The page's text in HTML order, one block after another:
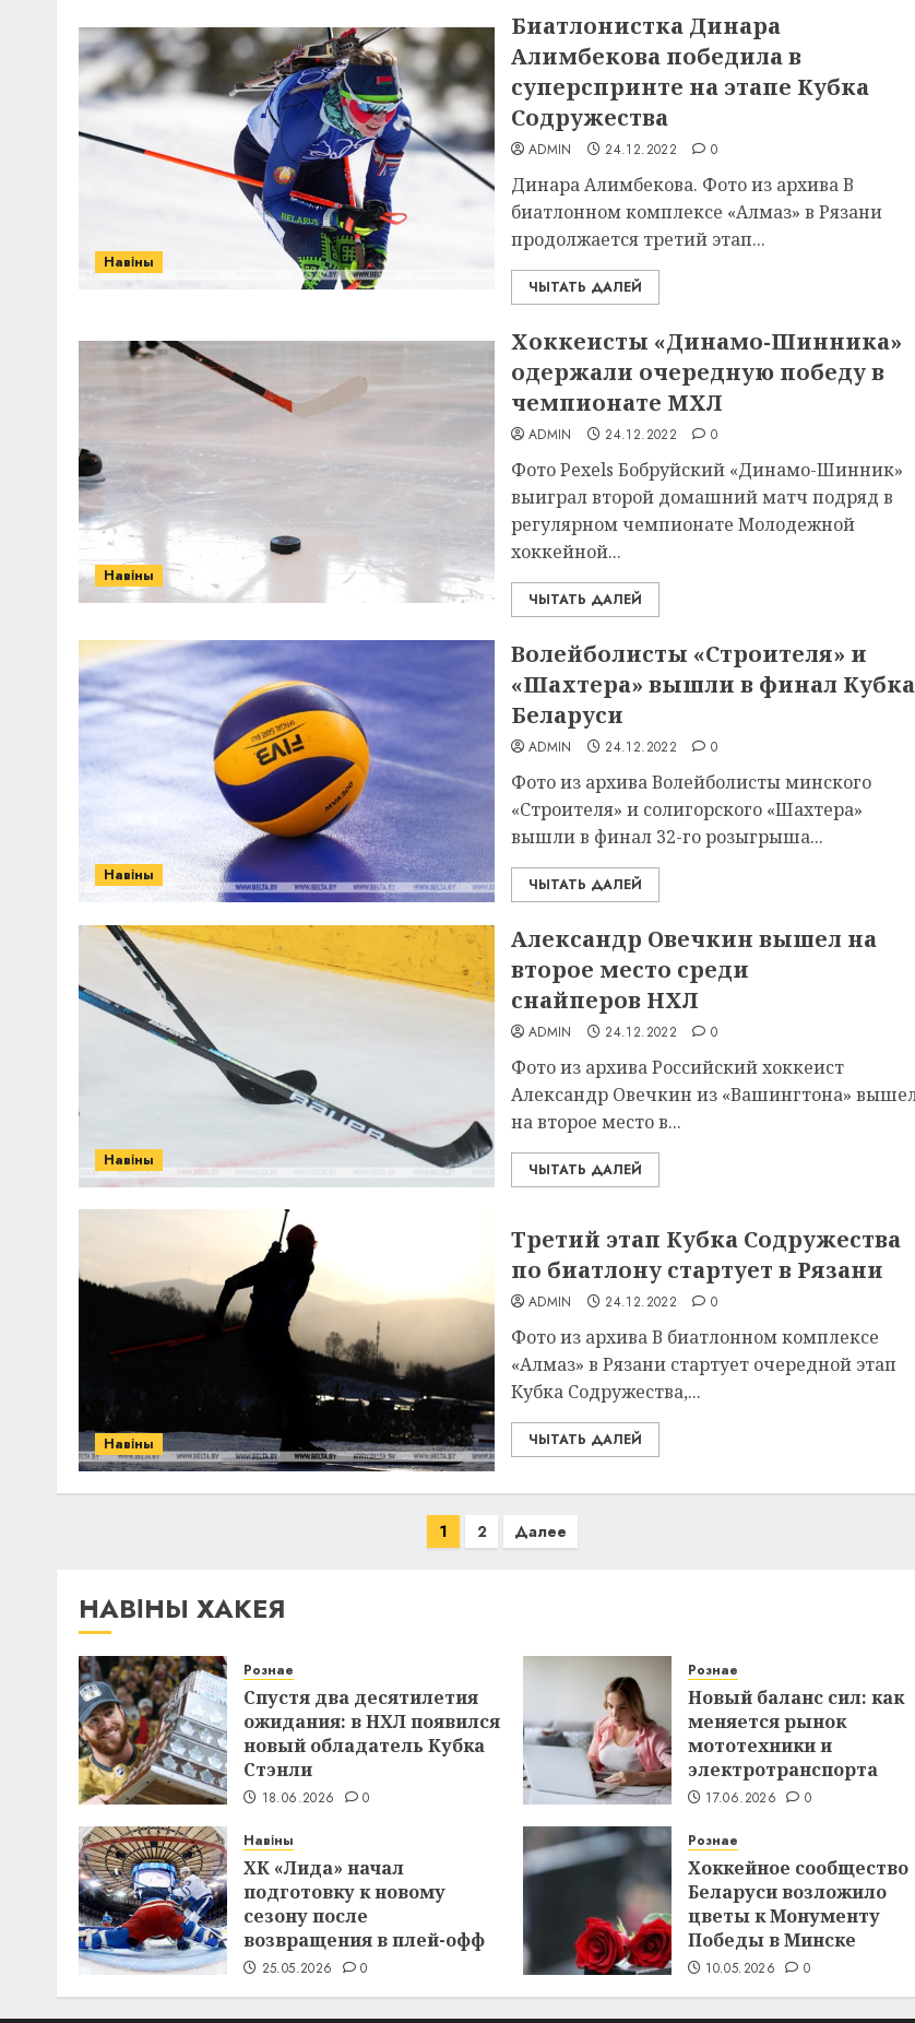
Навіны
Биатлонистка Динара
Алимбекова победила в
суперспринте на этапе Кубка
Содружества
ADMIN 24.12.2022 0
Динара Алимбекова. Фото из архива В
биатлонном комплексе «Алмаз» в Рязани
продолжается третий этап...
ЧЫТАТЬ ДАЛЕЙ
Навіны
Хоккеисты «Динамо-Шинника»
одержали очередную победу в
чемпионате МХЛ
ADMIN 24.12.2022 0
Фото Pexels Бобруйский «Динамо-Шинник»
выиграл второй домашний матч подряд в
регулярном чемпионате Молодежной
хоккейной...
ЧЫТАТЬ ДАЛЕЙ
Навіны
Волейболисты «Строителя» и
«Шахтера» вышли в финал Кубка
Беларуси
ADMIN 24.12.2022 0
Фото из архива Волейболисты минского
«Строителя» и солигорского «Шахтера»
вышли в финал 32-го розыгрыша...
ЧЫТАТЬ ДАЛЕЙ
Навіны
Александр Овечкин вышел на
второе место среди
снайперов НХЛ
ADMIN 24.12.2022 0
Фото из архива Российский хоккеист
Александр Овечкин из «Вашингтона»
на второе место в...
ЧЫТАТЬ ДАЛЕЙ
Навіны
Третий этап Кубка Содружества
по биатлону стартует в Рязани
ADMIN 24.12.2022 0
Фото из архива В биатлонном комплексе
«Алмаз» в Рязани стартует очередной этап
Кубка Содружества,...
ЧЫТАТЬ ДАЛЕЙ
1 2 Далее
НАВІНЫ ХАКЕЯ
Рознае
Спустя два десятилетия
ожидания: в НХЛ появился
новый обладатель Кубка
Стэнли
18.06.2026 0
Рознае
Новый баланс сил: как
меняется рынок
мототехники и
электротранспорта
17.06.2026 0
Навіны
ХК «Лида» начал
подготовку к новому
сезону после
возвращения в плей-офф
25.05.2026 0
Рознае
Хоккейное сообщество
Беларуси возложило
цветы к Монументу
Победы в Минске
10.05.2026 0